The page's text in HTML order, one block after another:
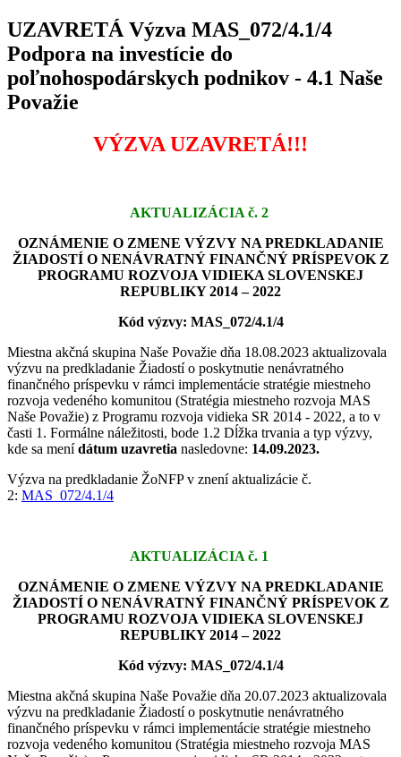
UZAVRETÁ Výzva MAS_072/4.1/4
Podpora na investície do
poľnohospodárskych podnikov - 4.1 Naše
Považie
VÝZVA UZAVRETÁ!!!
AKTUALIZÁCIA č. 2
OZNÁMENIE O ZMENE VÝZVY NA PREDKLADANIE
ŽIADOSTÍ O NENÁVRATNÝ FINANČNÝ PRÍSPEVOK Z
PROGRAMU ROZVOJA VIDIEKA SLOVENSKEJ
REPUBLIKY 2014 – 2022
Kód výzvy: MAS_072/4.1/4
Miestna akčná skupina Naše Považie dňa 18.08.2023 aktualizovala
výzvu na predkladanie Žiadostí o poskytnutie nenávratného
finančného príspevku v rámci implementácie stratégie miestneho
rozvoja vedeného komunitou (Stratégia miestneho rozvoja MAS
Naše Považie) z Programu rozvoja vidieka SR 2014 - 2022, a to v
časti 1. Formálne náležitosti, bode 1.2 Dĺžka trvania a typ výzvy,
kde sa menídátum uzavretia nasledovne: 14.09.2023.
Výzva na predkladanie ŽoNFP v znení aktualizácie č.
2: MAS_072/4.1/4
AKTUALIZÁCIA č. 1
OZNÁMENIE O ZMENE VÝZVY NA PREDKLADANIE
ŽIADOSTÍ O NENÁVRATNÝ FINANČNÝ PRÍSPEVOK Z
PROGRAMU ROZVOJA VIDIEKA SLOVENSKEJ
REPUBLIKY 2014 – 2022
Kód výzvy: MAS_072/4.1/4
Miestna akčná skupina Naše Považie dňa 20.07.2023 aktualizovala
výzvu na predkladanie Žiadostí o poskytnutie nenávratného
finančného príspevku v rámci implementácie stratégie miestneho
rozvoja vedeného komunitou (Stratégia miestneho rozvoja MAS